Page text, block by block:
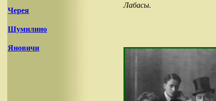
Черея
Шумилино
Яновичи
Лабасы.